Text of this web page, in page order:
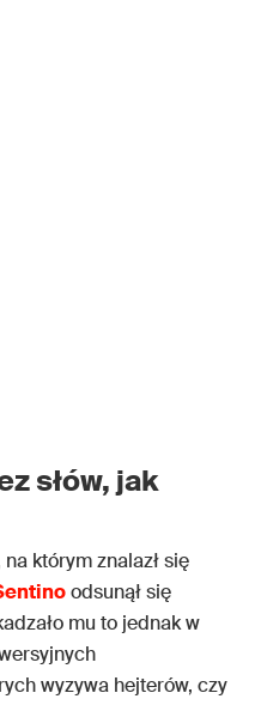
słów, jak
na którym znalazł się
odsunął się
mu to jednak w
wyzywa hejterów, czy